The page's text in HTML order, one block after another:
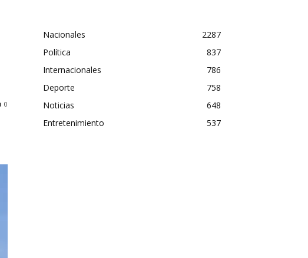
0
Nacionales
2287
Política
837
Internacionales
786
Deporte
758
Noticias
648
Entretenimiento
537